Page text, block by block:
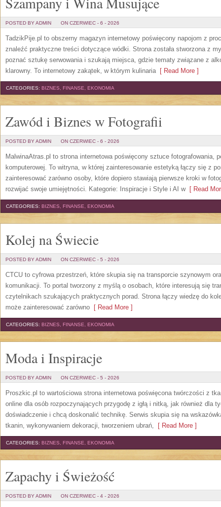
POSTED BY ADMIN ON CZERWIEC - 6 - 2026
TadzikPije.pl to obszerny magazyn internetowy poświęcony napojom z
znaleźć praktyczne treści dotyczące wódki. Strona została stworzona z
poznać sztukę serwowania i szukają miejsca, gdzie tematy związane z
klarowny. To internetowy zakątek, w którym kulinaria[ Read More ]
CATEGORIES: BIZNES, FINANSE, EKONOMIA
Zawód i Biznes w Fotografii
POSTED BY ADMIN ON CZERWIEC - 6 - 2026
MalwinaAtras.pl to strona internetowa poświęcony sztuce fotografowania,
komputerowej. To witryna, w której zainteresowanie estetyką łączy się z
zainteresować zarówno osoby, które dopiero stawiają pierwsze kroki w
rozwijać swoje umiejętności. Kategorie: Inspiracje i Style i AI w[ Read
CATEGORIES: BIZNES, FINANSE, EKONOMIA
Kolej na Świecie
POSTED BY ADMIN ON CZERWIEC - 5 - 2026
CTCU to cyfrowa przestrzeń, które skupia się na transporcie szynowym
komunikacji. To portal tworzony z myślą o osobach, które interesują się
czytelnikach szukających praktycznych porad. Strona łączy wiedzę do
może zainteresować zarówno [ Read More ]
CATEGORIES: BIZNES, FINANSE, EKONOMIA
Moda i Inspiracje
POSTED BY ADMIN ON CZERWIEC - 5 - 2026
Proszkic.pl to wartościowa strona internetowa poświęcona twórczości z
online dla osób rozpoczynających przygodę z igłą i nitką, jak również dla
doświadczenie i chcą doskonalić technikę. Serwis skupia się na
tkanin, wykonywaniem dekoracji, tworzeniem ubrań, [ Read More ]
CATEGORIES: BIZNES, FINANSE, EKONOMIA
Zapachy i Świeżość
POSTED BY ADMIN ON CZERWIEC - 4 - 2026